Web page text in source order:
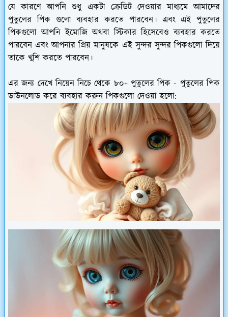
যে কারণে আপনি শুধু একটা ক্রেডিট দেওয়ার মাধ্যমে আমাদের
পুতুলের পিক গুলো ব্যবহার করতে পারবেন। এবং এই পুতুলের
পিকগুলো আপনি ইমোজি অথবা স্টিকার হিসেবেও ব্যবহার করতে
পারবেন এবং আপনার প্রিয় মানুষকে এই সুন্দর সুন্দর পিকগুলো দিয়ে
তাকে খুশি করতে পারবেন।
এর জন্য দেখে নিয়েন নিচে থেকে ৮০+ পুতুলের পিক - পুতুলের পিক
ডাউনলোড করে ব্যবহার করুন পিকগুলো দেওয়া হলো: